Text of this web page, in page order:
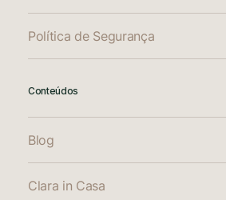
Política de Segurança
Conteúdos
Blog
Clara in Casa